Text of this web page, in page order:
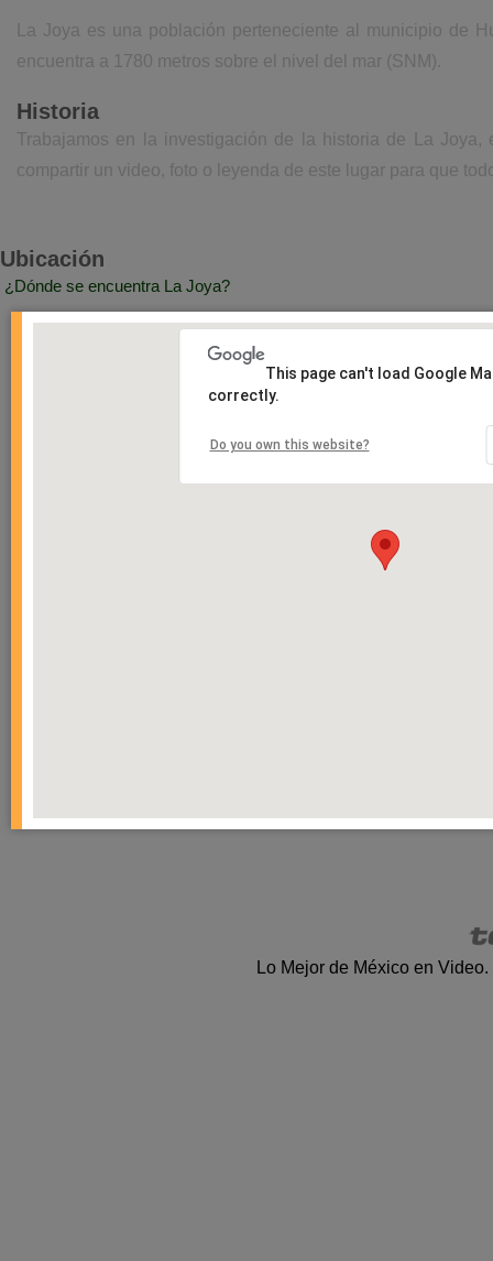
La Joya es una población perteneciente al municipio de
encuentra a 1780 metros sobre el nivel del mar (SNM).
Historia
Trabajamos en la investigación de la historia de La Joya,
compartir un video, foto o leyenda de este lugar para que
Ubicación
¿Dónde se encuentra La Joya?
This page can't load Google
correctly.
Do you own this website?
Lo Mejor de México en